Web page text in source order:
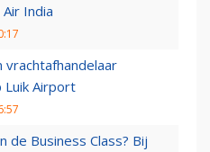
India
vrachtafhandelaar
Luik Airport
de Business Class? Bij